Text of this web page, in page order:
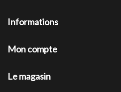
Informations
Mon compte
Le magasin